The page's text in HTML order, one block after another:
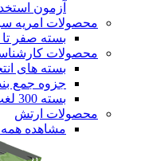
آزمون
محصولات امریه
بسته صفر تا 100 امریه سربازی
محصولات
بسته های
جزوه جمع
بسته 300 لغت انگلیسی ارشد روانشناسی
محصولات ارتش
مشاهده